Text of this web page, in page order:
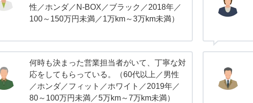
性／ホンダ／N-BOX／ブラック／2018年／
100～150万円未満／1万km～3万km未満）
何時も決まった営業担当者がいて、丁寧な対
応をしてもらっている。（60代以上／男性
／ホンダ／フィット／ホワイト／2019年／
80～100万円未満／5万km～7万km未満）